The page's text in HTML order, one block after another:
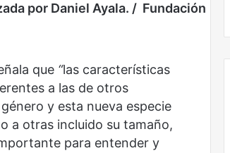
por Daniel Ayala. / Fundación
que “las características
a las de otros
y esta nueva especie
a otras incluido su tamaño,
para entender y
Obradorista